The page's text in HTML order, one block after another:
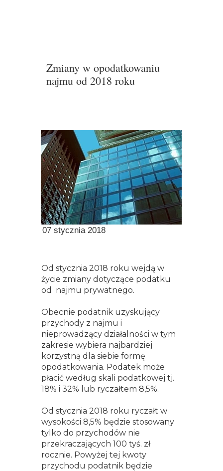
Zmiany w opodatkowaniu
najmu od 2018 roku
07 stycznia 2018
Od stycznia 2018 roku wejdą w
życie zmiany dotyczące podatku
od najmu prywatnego.
Obecnie podatnik uzyskujący
przychody z najmu i
nieprowadzący działalności w tym
zakresie wybiera najbardziej
korzystną dla siebie formę
opodatkowania. Podatek może
płacić według skali podatkowej tj.
18% i 32% lub ryczałtem 8,5%.
Od stycznia 2018 roku ryczałt w
wysokości 8,5% będzie stosowany
tylko do przychodów nie
przekraczających 100 tyś. zł
rocznie. Powyżej tej kwoty
przychodu podatnik będzie